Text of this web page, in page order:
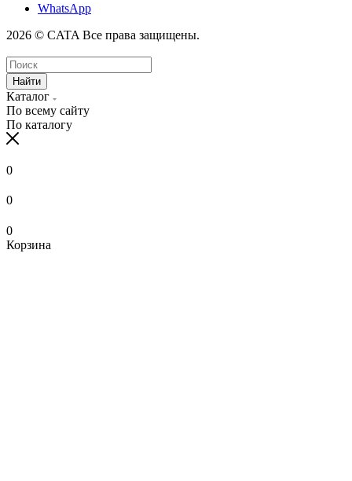
WhatsApp
2026 © CATA Все права защищены.
Найти
Каталог
По всему сайту
По каталогу
0
0
0
Корзина